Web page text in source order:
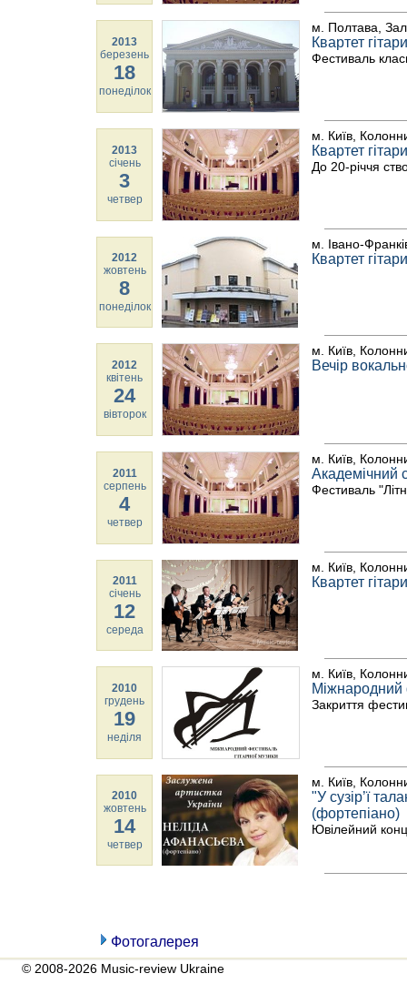
2013
березень
18
понеділок
м. Полтава, Зал
Квартет
Фестиваль
2013
січень
3
четвер
м. Київ,
Квартет
До 20-річчя
2012
жовтень
8
понеділок
м. Івано-
Квартет
2012
квітень
24
вівторок
м. Київ,
Вечір
2011
серпень
4
четвер
м. Київ,
Академічний
Фестиваль
2011
січень
12
середа
м. Київ,
Квартет
2010
грудень
19
неділя
м. Київ,
Міжнародний
Закриття
2010
жовтень
14
четвер
м. Київ,
"У сузір’ї
(фортепіано)
Ювілейний
Фотогалерея
© 2008-2026 Music-review Ukraine